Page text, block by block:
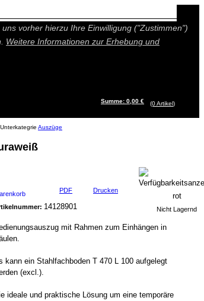
Angebot bieten (Marketing- und
vorher hierzu Ihre Einwilligung ("Zustimmen")
Weitere Informationen zur Erhebung und
Summe: 0,00 € (0Artikel)
Auszüge
PDF Drucken
Nicht Lagernd
14128901
mit Rahmen zum Einhängen in
kann ein Stahlfachboden T 470 L 100 aufgelegt
(excl.).
ideale und praktische Lösung um eine temporäre